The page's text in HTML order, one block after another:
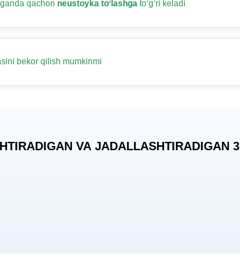
qachon neustoyka toʻlashga toʻgʻri keladi
bekor qilish mumkinmi
VA JADALLASHTIRADIGAN 3